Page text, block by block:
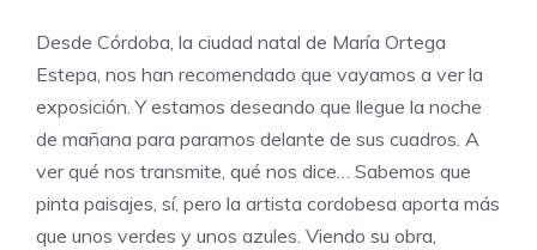
Desde Córdoba, la ciudad natal de María Ortega
Estepa, nos han recomendado que vayamos a ver la
exposición. Y estamos deseando que llegue la noche
de mañana para pararnos delante de sus cuadros. A
ver qué nos transmite, qué nos dice… Sabemos que
pinta paisajes, sí, pero la artista cordobesa aporta más
que unos verdes y unos azules. Viendo su obra,